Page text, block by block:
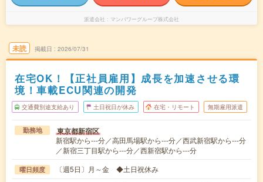
派遣会社 マンパワーグループ株式会社
未読 掲載日 2026/07/31
在宅OK！【正社員雇用】成長を加速させる環
境！車載ECU関連の開発
交通費別途支給あり 土日祝日が休み 在宅・リモート 無期雇用派遣
勤務地 東京都新宿区
新宿駅から---分／高田馬場駅から---分／西武新宿駅から---分
／新宿三丁目駅から---分／西新宿駅から---分
曜日頻度 〔週5日〕月～金 ◆土日祝休み